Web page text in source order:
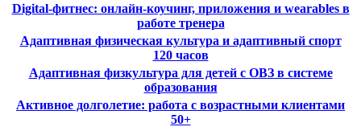
Digital-фитнес: онлайн-коучинг, приложения и wearables в
работе тренера
Адаптивная физическая культура и адаптивный спорт
120 часов
Адаптивная физкультура для детей с ОВЗ в системе
образования
Активное долголетие: работа с возрастными клиентами
50+